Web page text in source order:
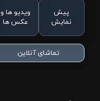
پیش
نمایش
ویدیو ها و
عکس ها
تماشای آنلاین